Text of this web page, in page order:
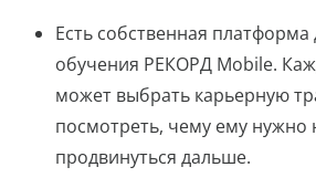
Есть собственная
обучения РЕКОРД Mobile.
может выбрать карьерную
посмотреть, чему ему нужно
продвинуться дальше.